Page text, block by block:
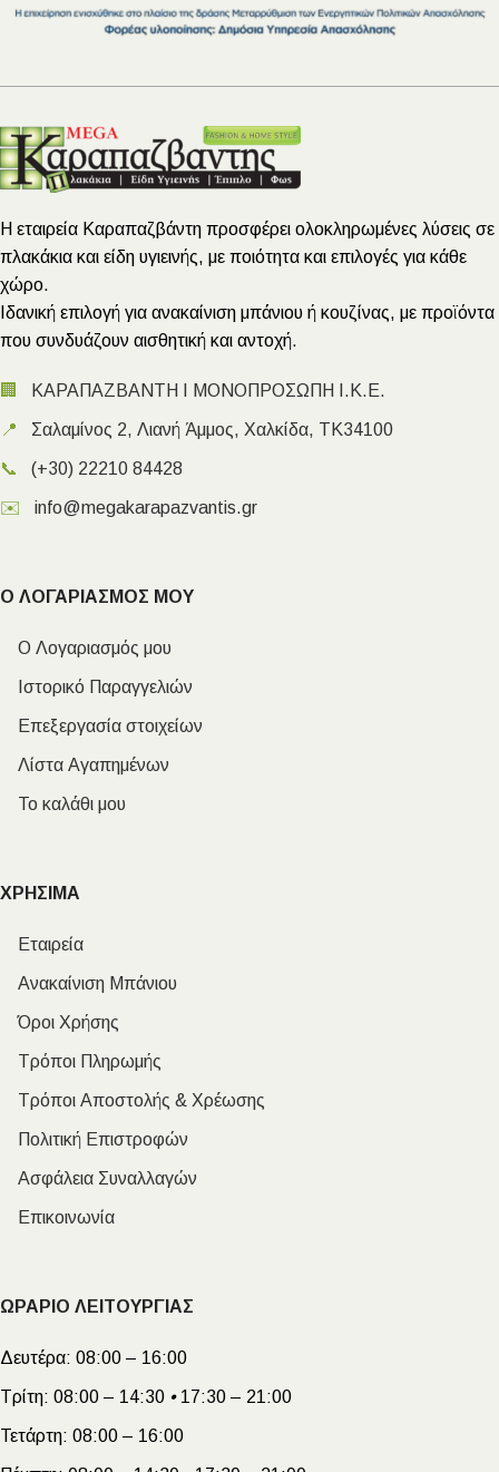
Η εταιρεία Καραπαζβάντη προσφέρει ολοκληρωμένες λύσεις σε
πλακάκια και είδη υγιεινής, με ποιότητα και επιλογές για κάθε
χώρο.
Ιδανική επιλογή για ανακαίνιση μπάνιου ή κουζίνας, με προϊόντα
που συνδυάζουν αισθητική και αντοχή.
🏢 ΚΑΡΑΠΑΖΒΑΝΤΗ Ι ΜΟΝΟΠΡΟΣΩΠΗ Ι.Κ.Ε.
📍 Σαλαμίνος 2, Λιανή Άμμος, Χαλκίδα, ΤΚ34100
📞 (+30) 22210 84428
✉️ info@megakarapazvantis.gr
Ο ΛΟΓΑΡΙΑΣΜΟΣ ΜΟΥ
Ο Λογαριασμός μου
Ιστορικό Παραγγελιών
Επεξεργασία στοιχείων
Λίστα Αγαπημένων
Το καλάθι μου
ΧΡΗΣΙΜΑ
Εταιρεία
Ανακαίνιση Μπάνιου
Όροι Χρήσης
Τρόποι Πληρωμής
Τρόποι Αποστολής & Χρέωσης
Πολιτική Επιστροφών
Ασφάλεια Συναλλαγών
Επικοινωνία
ΩΡΑΡΙΟ ΛΕΙΤΟΥΡΓΙΑΣ
Δευτέρα: 08:00 – 16:00
Τρίτη: 08:00 – 14:30 •17:30 – 21:00
Τετάρτη: 08:00 – 16:00